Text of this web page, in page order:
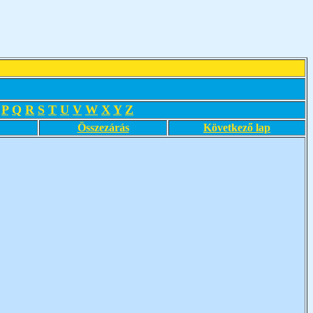
P Q R S T U V W X Y Z
Összezárás Következő lap